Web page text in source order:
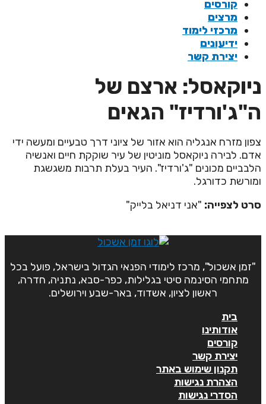
קורסים
מרצים
מרכזי לימוד
ידיעונים
יצירת קשר
ארצם של
הגאים
מזרח אנגליה הוא אזור של ציוני דרך טבעיים ומעשה ידי
לבירה ניוקאסל מוניטין של עיר שוקקת חיים ואנשיה
מכונים "ג'ורדיז". העיר בעלת תרבות משגשגת
כדורגל.
לצפייה:"אני דניאל בלייק"
"זמן אשכול", מרכז לימודי הפנאי הגדול בישראל, פועל בכל
מתחמי הסינמה סיטי בגלילות, כפר-סבא, נתניה, חדרה,
ראשון לציון, אשדוד, באר-שבע וירושלים.
בית
אודותינו
קורסים
יצירת קשר
תקנון שימוש באתר
הצהרת נגישות
הסדרי נגישות